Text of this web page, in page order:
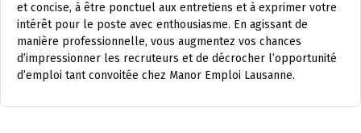
et concise, à être ponctuel aux entretiens et à exprimer votre
intérêt pour le poste avec enthousiasme. En agissant de
manière professionnelle, vous augmentez vos chances
d’impressionner les recruteurs et de décrocher l’opportunité
d’emploi tant convoitée chez Manor Emploi Lausanne.